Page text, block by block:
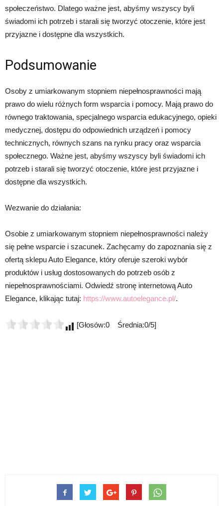
społeczeństwo. Dlatego ważne jest, abyśmy wszyscy byli
świadomi ich potrzeb i starali się tworzyć otoczenie, które jest
przyjazne i dostępne dla wszystkich.
Podsumowanie
Osoby z umiarkowanym stopniem niepełnosprawności mają
prawo do wielu różnych form wsparcia i pomocy. Mają prawo do
równego traktowania, specjalnego wsparcia edukacyjnego, opieki
medycznej, dostępu do odpowiednich urządzeń i pomocy
technicznych, równych szans na rynku pracy oraz wsparcia
społecznego. Ważne jest, abyśmy wszyscy byli świadomi ich
potrzeb i starali się tworzyć otoczenie, które jest przyjazne i
dostępne dla wszystkich.
Wezwanie do działania:
Osobie z umiarkowanym stopniem niepełnosprawności należy
się pełne wsparcie i szacunek. Zachęcamy do zapoznania się z
ofertą sklepu Auto Elegance, który oferuje szeroki wybór
produktów i usług dostosowanych do potrzeb osób z
niepełnosprawnościami. Odwiedź stronę internetową Auto
Elegance, klikając tutaj: https://www.autoelegance.pl/.
[Głosów:0 Średnia:0/5]